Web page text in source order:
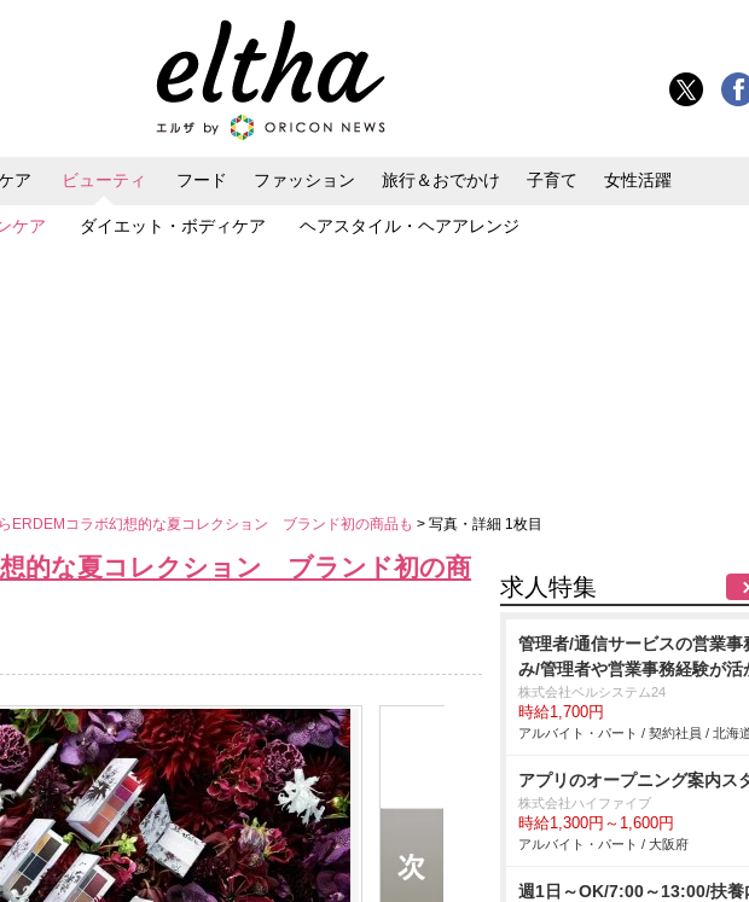
ア ビューティ
ケア ダイエット・ボディケア ヘアスタイル・ヘアアレンジ
フード ファッション 旅行＆おでかけ 子育て 女性活躍
ERDEMコラボ幻想的な夏コレクション ブランド初の商品も > 写真・詳細 1枚目
的な夏コレクション ブランド初の商
求人特集
管理者/通信サービスの営業事
み/管理者や営業事務経験が活
株式会社ベルシステム24
時給1,700円
アルバイト・パート / 契約社員 / 北海
アプリのオープニング案内ス
株式会社ハイファイブ
時給1,300円～1,600円
アルバイト・パート / 大阪府
週1日～OK/7:00～13:00/扶養